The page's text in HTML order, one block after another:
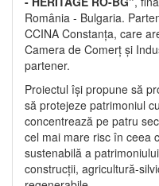
România - Bulgaria.
CCINA Constanța, care
Camera de Comerț și
partener.
Proiectul își propune să
să protejeze patrimoniul
concentrează pe patru
cel mai mare risc în ceea
sustenabilă a
construcții, agricultură-